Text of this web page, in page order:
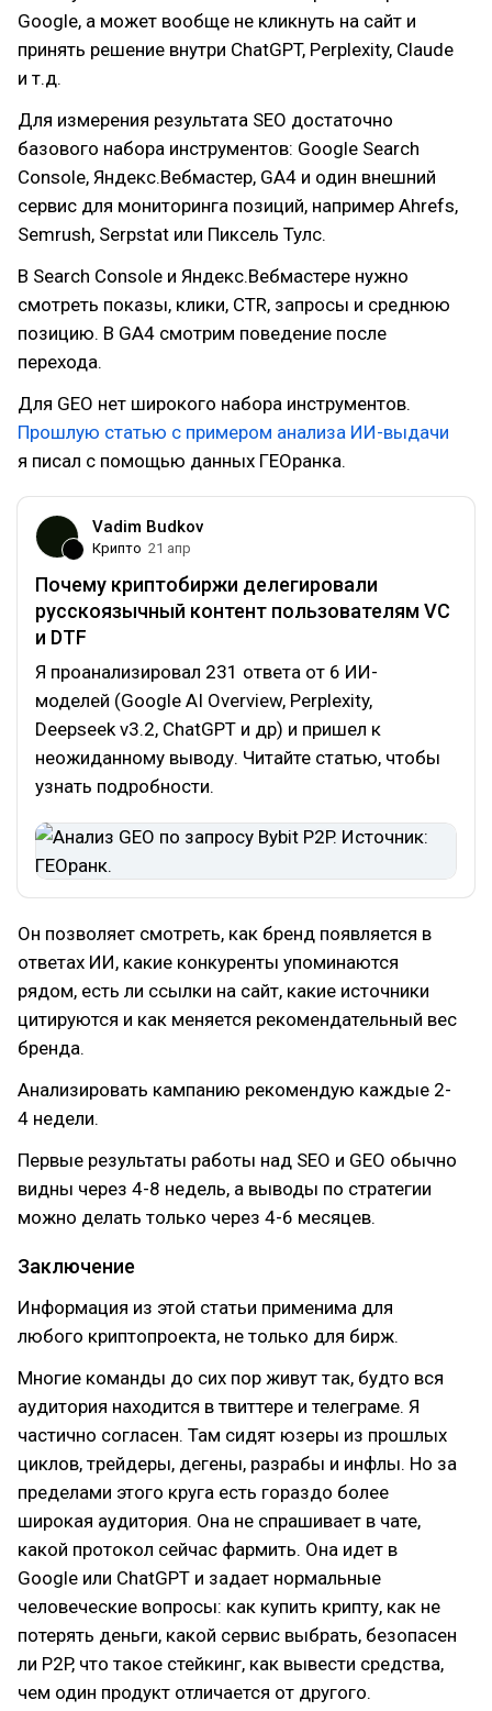
Google, а может вообще не кликнуть на сайт и
принять решение внутри ChatGPT, Perplexity, Claude
и т.д.
Для измерения результата SEO достаточно
базового набора инструментов: Google Search
Console, Яндекс.Вебмастер, GA4 и один внешний
сервис для мониторинга позиций, например Ahrefs,
Semrush, Serpstat или Пиксель Тулс.
В Search Console и Яндекс.Вебмастере нужно
смотреть показы, клики, CTR, запросы и среднюю
позицию. В GA4 смотрим поведение после
перехода.
Для GEO нет широкого набора инструментов.
Прошлую статью с примером анализа ИИ-выдачи
я писал с помощью данных ГЕОранка.
Vadim Budkov
Крипто 21 апр
Почему криптобиржи делегировали
русскоязычный контент пользователям VC
и DTF
Я проанализировал 231 ответа от 6 ИИ-
моделей (Google AI Overview, Perplexity,
Deepseek v3.2, ChatGPT и др) и пришел к
неожиданному выводу. Читайте статью, чтобы
узнать подробности.
Он позволяет смотреть, как бренд появляется в
ответах ИИ, какие конкуренты упоминаются
рядом, есть ли ссылки на сайт, какие источники
цитируются и как меняется рекомендательный вес
бренда.
Анализировать кампанию рекомендую каждые 2-
4 недели.
Первые результаты работы над SEO и GEO обычно
видны через 4-8 недель, а выводы по стратегии
можно делать только через 4-6 месяцев.
Заключение
Информация из этой статьи применима для
любого криптопроекта, не только для бирж.
Многие команды до сих пор живут так, будто вся
аудитория находится в твиттере и телеграме. Я
частично согласен. Там сидят юзеры из прошлых
циклов, трейдеры, дегены, разрабы и инфлы. Но за
пределами этого круга есть гораздо более
широкая аудитория. Она не спрашивает в чате,
какой протокол сейчас фармить. Она идет в
Google или ChatGPT и задает нормальные
человеческие вопросы: как купить крипту, как не
потерять деньги, какой сервис выбрать, безопасен
ли P2P, что такое стейкинг, как вывести средства,
чем один продукт отличается от другого.